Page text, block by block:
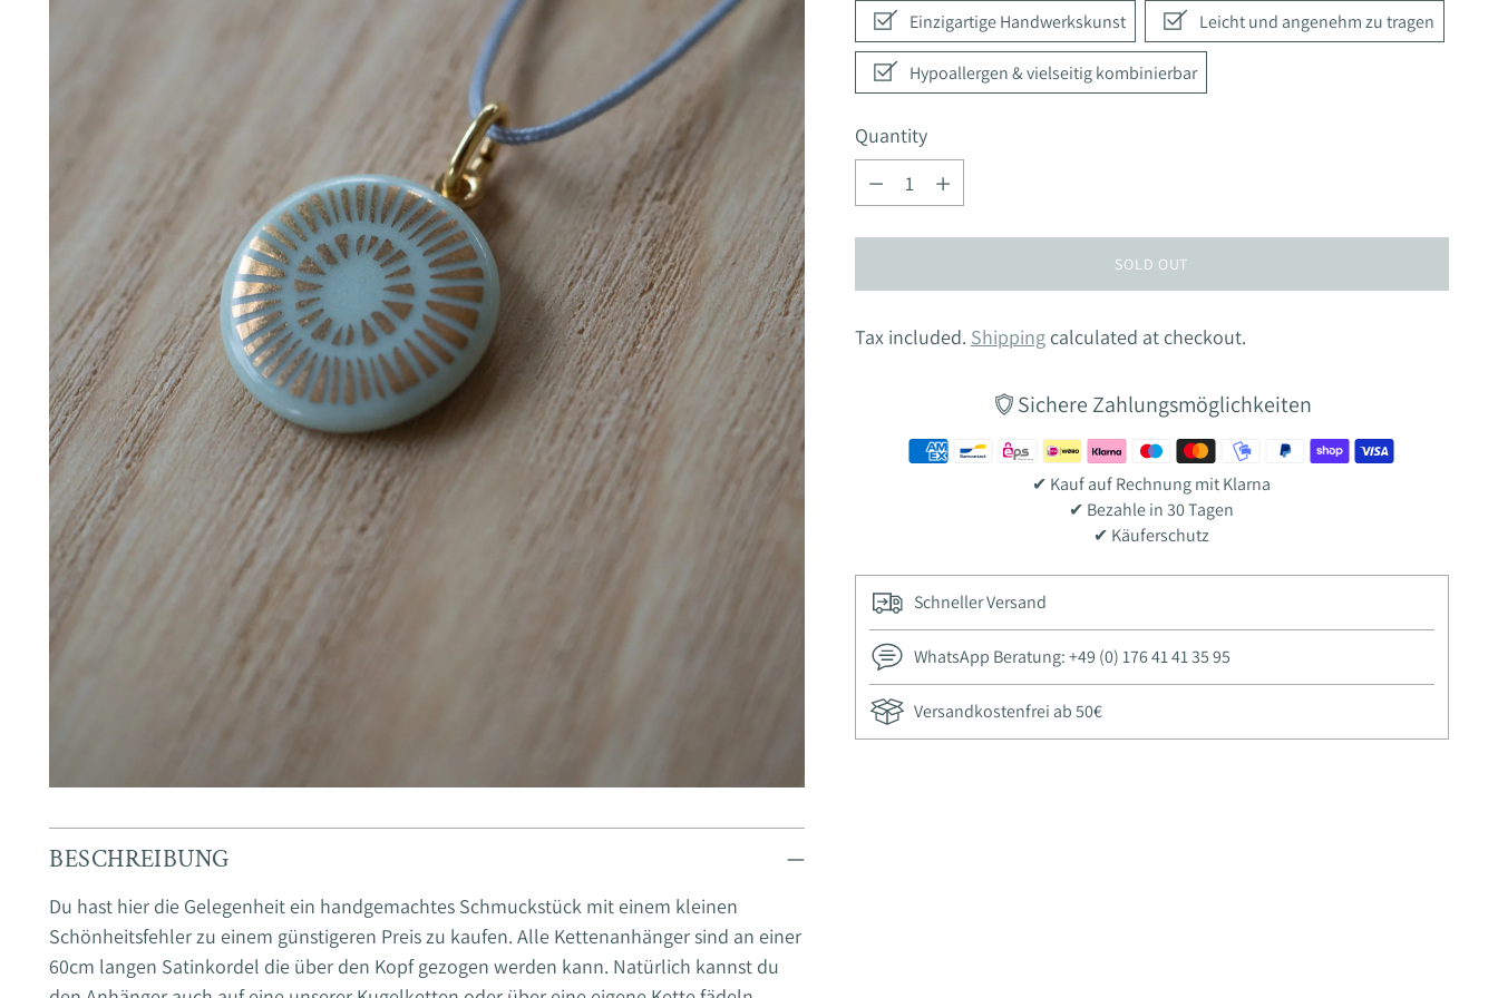
BESCHREIBUNG
Du hast hier die Gelegenheit ein handgemachtes Schmuckstück mit einem kleinen
Schönheitsfehler zu einem günstigeren Preis zu kaufen. Alle Kettenanhänger sind an einer
60cm langen Satinkordel die über den Kopf gezogen werden kann. Natürlich kannst du
Einzigartige Handwerkskunst Leicht und angenehm zu tragen
Hypoallergen & vielseitig kombinierbar
Quantity
Quantity
SOLD OUT
Tax included. Shippingcalculated at checkout.
Sichere Zahlungsmöglichkeiten
✔ Kauf auf Rechnung mit Klarna
✔ Bezahle in 30 Tagen
✔ Käuferschutz
Schneller Versand
WhatsApp Beratung: +49 (0) 176 41 41 35 95
Versandkostenfrei ab 50€